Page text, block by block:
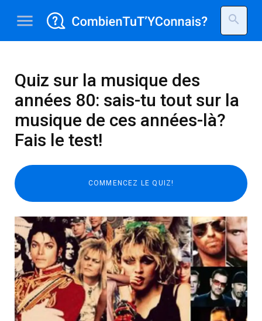
menu search
Quiz sur la musique des
années 80: sais-tu tout sur la
musique de ces années-là?
Fais le test!